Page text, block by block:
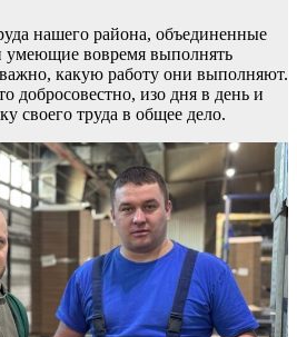
нашего района, объединенные
умеющие вовремя выполнять
какую работу они выполняют.
добросовестно, изо дня в день и
своего труда в общее дело.